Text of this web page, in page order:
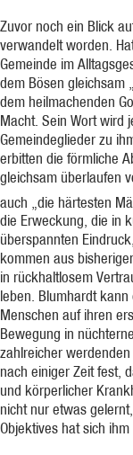
Zuvor noch ein Blick
verwandelt worden.
Gemeinde im
dem Bösen gleichsam
dem heilmachenden
Macht. Sein Wort wird
Gemeindeglieder zu
erbitten die förmliche
gleichsam überlaufen
auch „die härtesten
die Erweckung, die in
überspannten
kommen aus
in rückhaltlosem
leben. Blumhardt
Menschen auf ihren
Bewegung in
zahlreicher
nach einiger Zeit fest,
und körperlicher
nicht nur etwas
Objektives hat sich